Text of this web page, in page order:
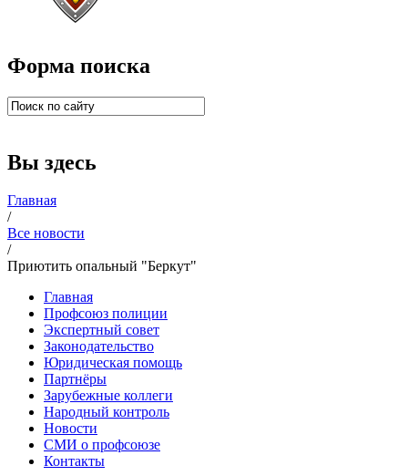
Форма поиска
Вы здесь
Главная
/
Все новости
/
Приютить опальный "Беркут"
Главная
Профсоюз полиции
Экспертный совет
Законодательство
Юридическая помощь
Партнёры
Зарубежные коллеги
Народный контроль
Новости
СМИ о профсоюзе
Контакты